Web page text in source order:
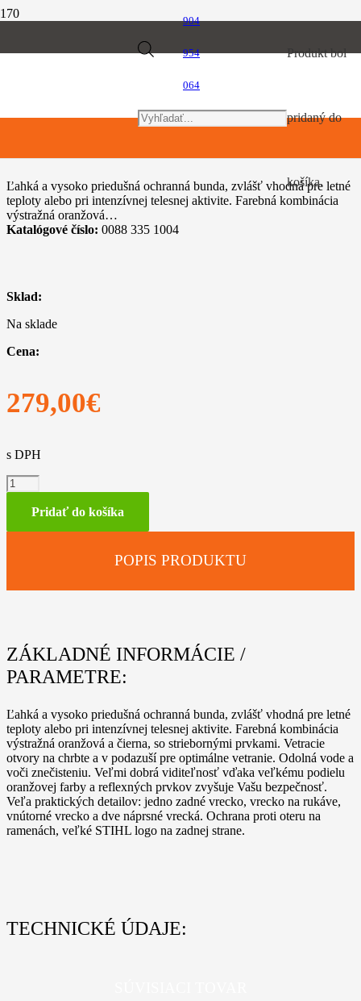
904
954
064
Products
search
Produktbol
pridaný do
košíka.
Osobné ochranné vybavenie
ADVANCE X-VENT – bunda M
Ľahká a vysoko priedušná ochranná bunda, zvlášť vhodná pre letné
teploty alebo pri intenzívnej telesnej aktivite. Farebná kombinácia
výstražná oranžová…
Katalógové číslo: 0088 335 1004
Sklad:
Na sklade
Cena:
279,00€
s DPH
množstvo
ADVANCE
Pridať do košíka
POPIS PRODUKTU
ZÁKLADNÉ INFORMÁCIE /
PARAMETRE:
Ľahká a vysoko priedušná ochranná bunda, zvlášť vhodná pre letné
teploty alebo pri intenzívnej telesnej aktivite. Farebná kombinácia
výstražná oranžová a čierna, so striebornými prvkami. Vetracie
otvory na chrbte a v podazuší pre optimálne vetranie. Odolná vode a
voči znečisteniu. Veľmi dobrá viditeľnosť vďaka veľkému podielu
oranžovej farby a reflexných prvkov zvyšuje Vašu bezpečnosť.
Veľa praktických detailov: jedno zadné vrecko, vrecko na rukáve,
vnútorné vrecko a dve náprsné vrecká. Ochrana proti oteru na
ramenách, veľké STIHL logo na zadnej strane.
TECHNICKÉ ÚDAJE: